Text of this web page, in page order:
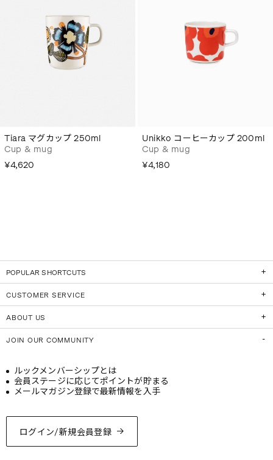
Tiara マグカップ 250ml
Cup & mug
¥4,620
Unikko コーヒーカップ 200ml
Cup & mug
¥4,180
POPULAR SHORTCUTS
CUSTOMER SERVICE
ABOUT US
JOIN OUR COMMUNITY
ログイン/新規会員登録
ルックメンバーシップとは
会員ステージに応じてポイントが貯まる
メールマガジン登録で最新情報を入手